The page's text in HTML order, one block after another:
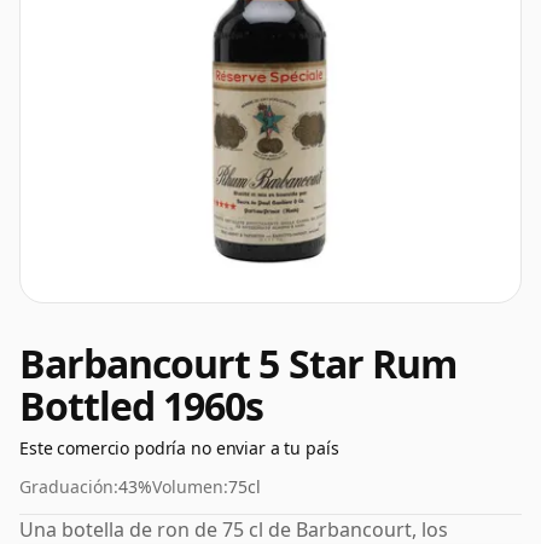
Barbancourt 5 Star Rum
Bottled 1960s
Este comercio podría no enviar a tu país
Graduación:43%Volumen:75cl
Una botella de ron de 75 cl de Barbancourt, los